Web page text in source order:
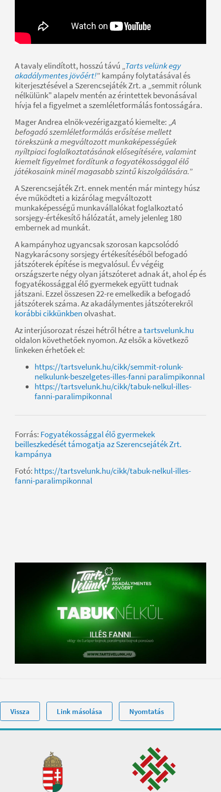
A tavaly elindított, hosszú távú „Tarts velünk egy
akadálymentes jövőért!” kampány folytatásával és
kiterjesztésével a Szerencsejáték Zrt. a „semmit rólunk
nélkülünk" alapelv mentén az érintettek bevonásával
hívja fel a figyelmet a szemléletformálás fontosságára.
Mager Andrea elnök-vezérigazgató kiemelte: „A
befogadó szemléletformálás erősítése mellett
törekszünk a megváltozott munkaképességűek
nyíltpiaci foglalkoztatásának elősegítésére, valamint
kiemelt figyelmet fordítunk a fogyatékossággal élő
játékosaink minél magasabb szintű kiszolgálására.”
A Szerencsejáték Zrt. ennek mentén már mintegy húsz
éve működteti a kizárólag megváltozott
munkaképességű munkavállalókat foglalkoztató
sorsjegy-értékesítő hálózatát, amely jelenleg 180
embernek ad munkát.
A kampányhoz ugyancsak szorosan kapcsolódó
Nagykarácsony sorsjegy értékesítéséből befogadó
játszóterek építése is megvalósul. Év végéig
országszerte négy olyan játszóteret adnak át, ahol ép és
fogyatékossággal élő gyermekek együtt tudnak
játszani. Ezzel összesen 22-re emelkedik a befogadó
játszóterek száma. Az akadálymentes játszóterekről
korábbi cikkünkbenolvashat.
Az interjúsorozat részei hétről hétre atartsvelunk.hu
oldalon követhetőek nyomon. Az elsők a következő
linkeken érhetőek el:
https://tartsvelunk.hu/cikk/semmit-rolunk-
nelkulunk-beszelgetes-illes-fanni paralimpikonnal
https://tartsvelunk.hu/cikk/tabuk-nelkul-illes-
fanni-paralimpikonnal
Forrás: Fogyatékossággal élő gyermekek
beilleszkedését támogatja az Szerencsejáték Zrt.
kampánya
Fotó: https://tartsvelunk.hu/cikk/tabuk-nelkul-illes-
fanni-paralimpikonnal
Vissza Link másolása Nyomtatás